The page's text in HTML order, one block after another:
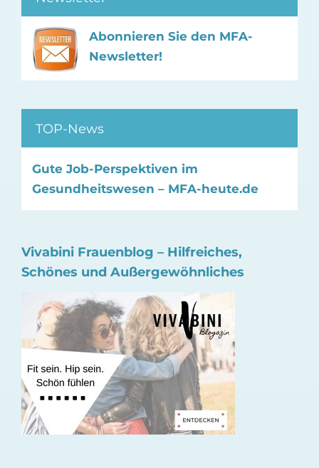
Abonnieren Sie den MFA-
Newsletter!
TOP-News
Gute Job-Perspektiven im
Gesundheitswesen – MFA-heute.de
Vivabini Frauenblog – Hilfreiches,
Schönes und Außergewöhnliches